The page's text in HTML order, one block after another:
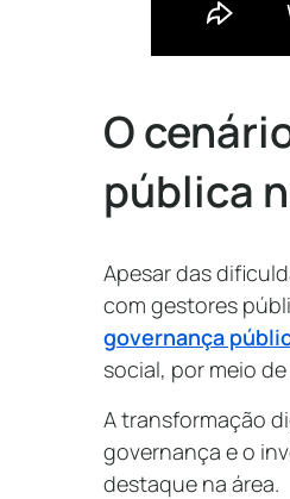
O
pública
Apesar das
com gestores
governança
social, por meio
A transformação
governança e o
destaque na área.